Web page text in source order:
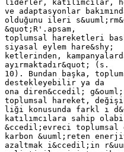
liderler, katılımcılar,
ve adaptasyonlar
olduğunu ileri
&quot;R'.apsam,
toplumsal hareketleri
siyasal eylem hare&shy;
ketlerinden,
ayırmaktadır&quot; (s.
10). Bundan başka,
destekleyebilir ya da
ona diren&ccedil;
toplumsal hareket,
liği konusunda farkl ı
katılımcılara sahip
&ccedil;evreci toplumsal
karbon &uuml;reten
azaltmak i&ccedil;in